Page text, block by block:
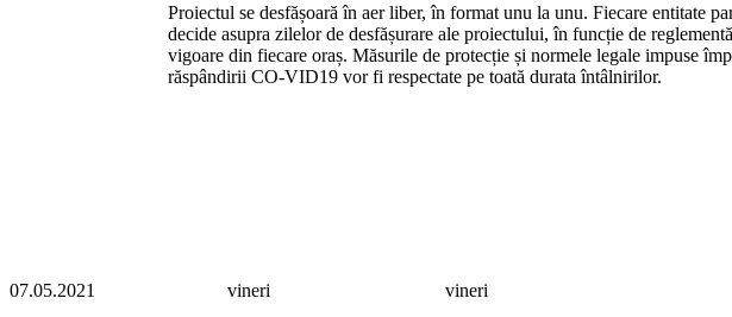
Proiectul se desfășoară în aer liber, în format unu la unu. Fiecare entitate
decide asupra zilelor de desfășurare ale proiectului, în funcție de
vigoare din fiecare oraș. Măsurile de protecție și normele legale impuse
răspândirii CO-VID19 vor fi respectate pe toată durata întâlnirilor.
07.05.2021 vineri vineri